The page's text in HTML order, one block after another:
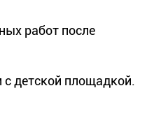
работ после
с детской площадкой.